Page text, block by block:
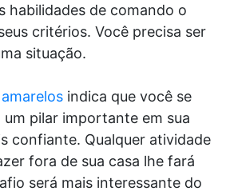
habilidades de comando o
critérios. Você precisa ser
situação.
indica que você se
pilar importante em sua
confiante. Qualquer atividade
fora de sua casa lhe fará
será mais interessante do